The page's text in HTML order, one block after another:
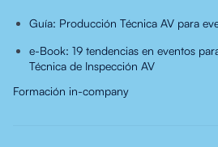
Guía: Producción Técnica AV para
e-Book: 19 tendencias en eventos
Técnica de Inspección AV
Formación in-company